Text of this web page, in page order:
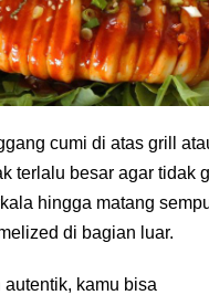
cumi di atas grill
terlalu besar agar tidak
hingga matang
di bagian luar.
kamu bisa